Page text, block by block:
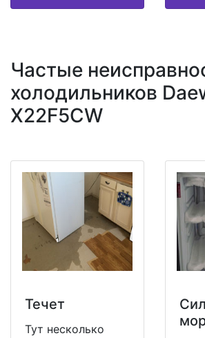
Частые
холодильников
X22F5CW
Течет
Тут несколько